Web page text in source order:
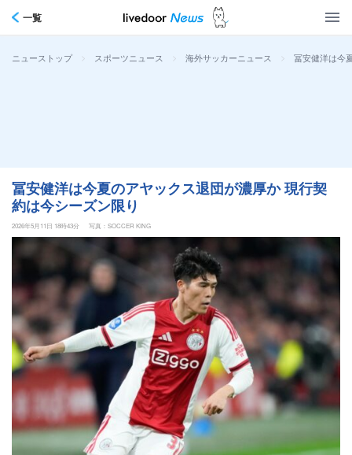
一覧
ニューストップ > スポーツニュース > 海外サッカーニュース > 冨安健洋は今
冨安健洋は今夏のアヤックス退団が濃厚か 現行契
約は今シーズン限り
2026年5月11日 18時43分 写真：SOCCER KING